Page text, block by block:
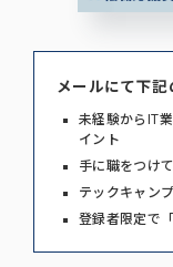
メールにて下
未経験からIT
イント
手に職をつけ
テックキャン
登録者限定で